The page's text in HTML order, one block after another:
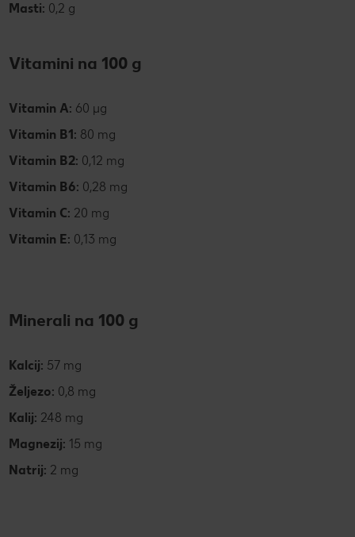
Masti: 0,2 g
Vitamini na 100 g
Vitamin A: 60 µg
Vitamin B1: 80 mg
Vitamin B2: 0,12 mg
Vitamin B6: 0,28 mg
Vitamin C: 20 mg
Vitamin E: 0,13 mg
Minerali na 100 g
Kalcij: 57 mg
Željezo: 0,8 mg
Kalij: 248 mg
Magnezij: 15 mg
Natrij: 2 mg